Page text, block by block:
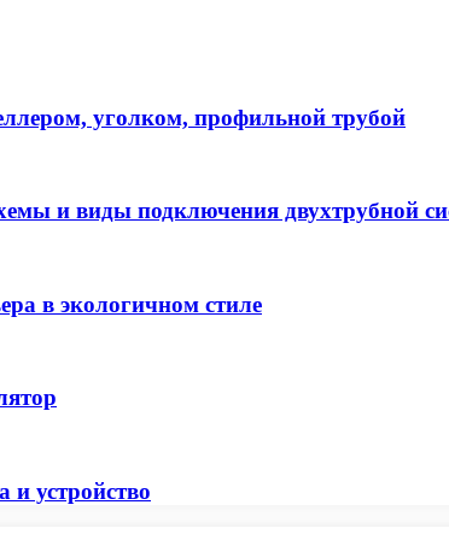
уголком, профильной трубой
и виды подключения двухтрубной
в экологичном стиле
и устройство